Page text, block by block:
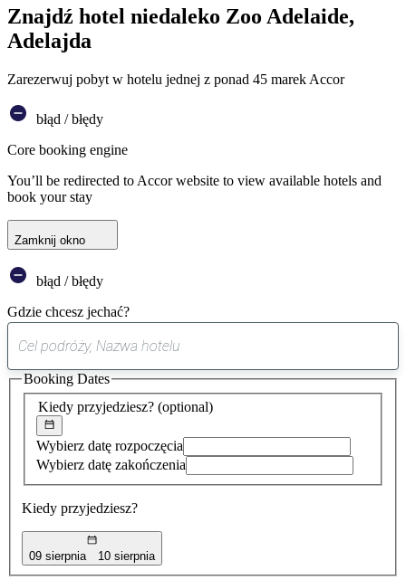
Znajdź hotel niedaleko Zoo Adelaide,
Adelajda
Zarezerwuj pobyt w hotelu jednej z ponad 45 marek Accor
błąd / błędy
Core booking engine
You’ll be redirected to Accor website to view available hotels and
book your stay
Zamknij okno
błąd / błędy
Gdzie chcesz jechać?
sugestia
została
znaleziona
Kiedy przyjedziesz? (optional)
Wybierz datę rozpoczęcia
Wybierz datę zakończenia
Kiedy przyjedziesz?
09 sierpnia 10 sierpnia
Booking Dates